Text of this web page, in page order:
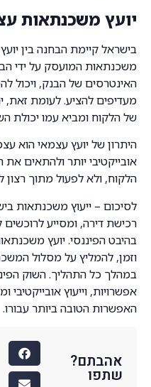
יועץ משכנתאות
בישראל קיימת הבחנה בין
משכנתאות המועסק על ידי
האינטרסים של הבנק, ויכול
מעדיפים להציע. לעומת זאת,
של הלקוח ומביא עמו יכולת
היתרון של יועץ עצמאי הוא
אובייקטיבי יותר ולהתאים
הלקוח, ולא לפעול מתוך
לסיכום – ייעוץ משכנתאות
רכישת דירה, ומסייע
בהיבט הפיננסי. יועץ
וזמן, להמליץ על מסלול
במהלך כל התהליך. השוק
אפשרויות, וייעוץ
האפשרות הטובה ביותר עבורו.
אהבתם?
שתפו